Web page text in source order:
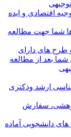
اقتصادی و ایده
شما جهت مطالعه
طرح های دارای
شما بعد از مطالعه
ارشد ودکتری
سفارش
های دانشجویی آماده